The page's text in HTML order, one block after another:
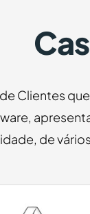
Clientes
de